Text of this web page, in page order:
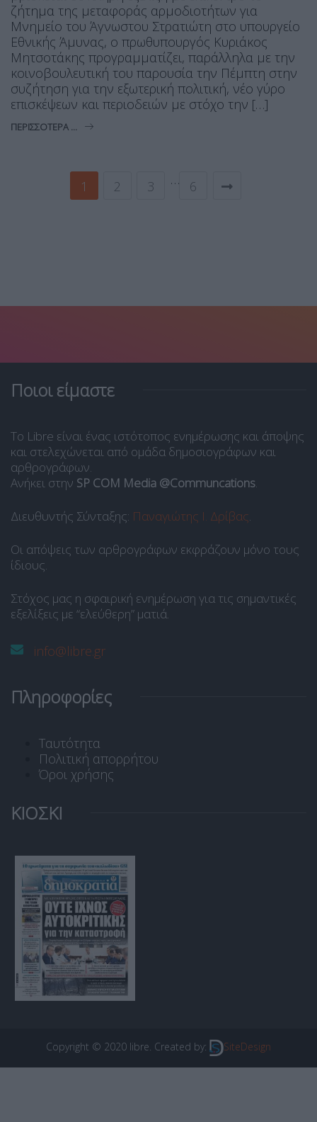
ζήτημα της μεταφοράς αρμοδιοτήτων για
Μνημείο του Άγνωστου Στρατιώτη στο υπουργείο
Εθνικής Άμυνας, ο πρωθυπουργός Κυριάκος
Μητσοτάκης προγραμματίζει, παράλληλα με την
κοινοβουλευτική του παρουσία την Πέμπτη στην
συζήτηση για την εξωτερική πολιτική, νέο γύρο
επισκέψεων και περιοδειών με στόχο την […]
ΠΕΡΙΣΣΌΤΕΡΑ ...
1 2 3 … 6
Ποιοι είμαστε
Το Libre είναι ένας ιστότοπος ενημέρωσης και άποψης
και στελεχώνεται από ομάδα δημοσιογράφων και
αρθρογράφων.
Ανήκει στην SP COM Media @Communcations.
Διευθυντής Σύνταξης: Παναγιώτης Ι. Δρίβας.
Οι απόψεις των αρθρογράφων εκφράζουν μόνο τους
ίδιους.
Στόχος μας η σφαιρική ενημέρωση για τις σημαντικές
εξελίξεις με “ελεύθερη” ματιά.
info@libre.gr
Πληροφορίες
Ταυτότητα
Πολιτική απορρήτου
Όροι χρήσης
ΚΙΟΣΚΙ
Copyright © 2020 libre. Created by: SiteDesign